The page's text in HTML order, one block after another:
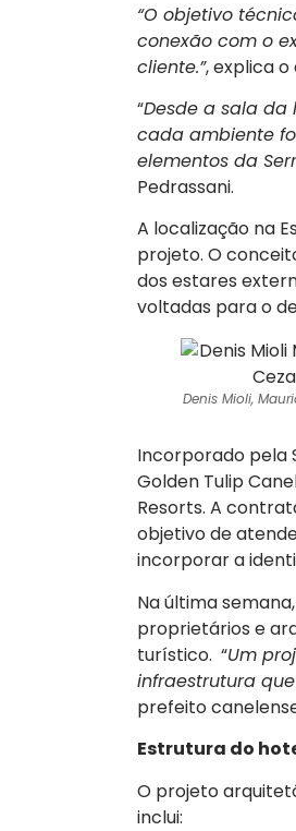
“O objetivo
conexão com o
cliente.”, explica
“Desde a sala
cada ambiente
elementos da
Pedrassani.
A localização na
projeto. O
dos estares
voltadas para o
Denis Mioli,
Incorporado pela
Golden Tulip
Resorts. A
objetivo de
incorporar a
Na última
proprietários e
turístico. “Um
infraestrutura
prefeito
Estrutura do
O projeto
inclui: